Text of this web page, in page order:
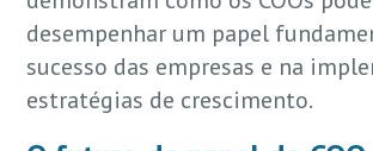
desempenhar um papel
sucesso das empresas e na
estratégias de crescimento.